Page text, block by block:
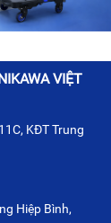
VIỆT
KĐT Trung
Hiệp Bình,